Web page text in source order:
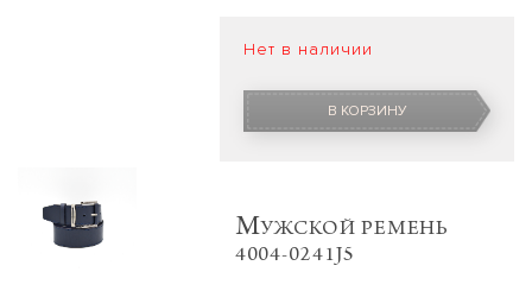
MУЖСКОЙ РЕМЕНЬ
4004-0241J5
Нет в наличии
В КОРЗИНУ